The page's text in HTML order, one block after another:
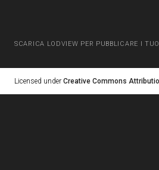
SCARICA LODVIEW PER PUBBLICARE I
Licensed under Creative Commons